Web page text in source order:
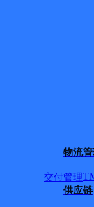
物流
交付管理
供应链